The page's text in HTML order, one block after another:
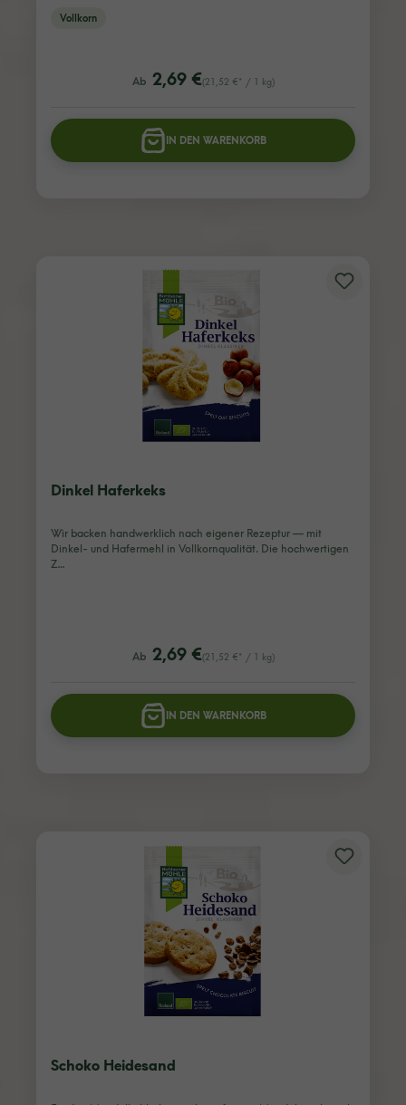
Vollkorn
(21,52 €* / 1 kg)
listing.regularPriceLabel
Ab 2,69 €
IN DEN WARENKORB
Dinkel Haferkeks
Wir backen handwerklich nach eigener Rezeptur — mit
Dinkel- und Hafermehl in Vollkornqualität. Die hochwertigen
Z…
(21,52 €* / 1 kg)
listing.regularPriceLabel
Ab 2,69 €
IN DEN WARENKORB
Schoko Heidesand